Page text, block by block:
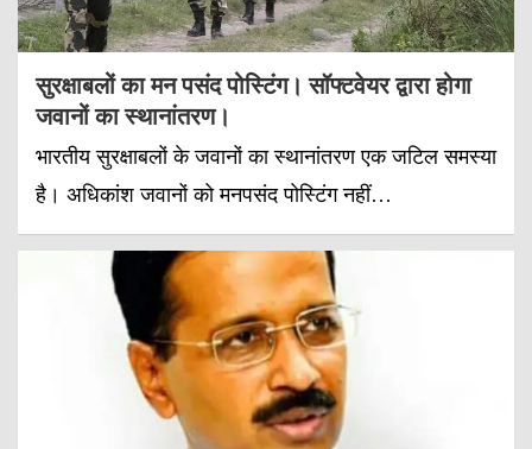
सुरक्षाबलों का मन पसंद पोस्टिंग। सॉफ्टवेयर द्वारा होगा
जवानों का स्थानांतरण।
भारतीय सुरक्षाबलों के जवानों का स्थानांतरण एक जटिल समस्या
है। अधिकांश जवानों को मनपसंद पोस्टिंग नहीं…